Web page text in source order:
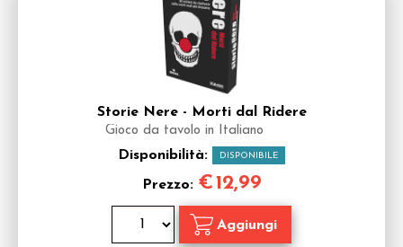
Storie Nere - Morti dal Ridere
Gioco da tavolo in Italiano
Disponibilità: DISPONIBILE
Prezzo: €12,99